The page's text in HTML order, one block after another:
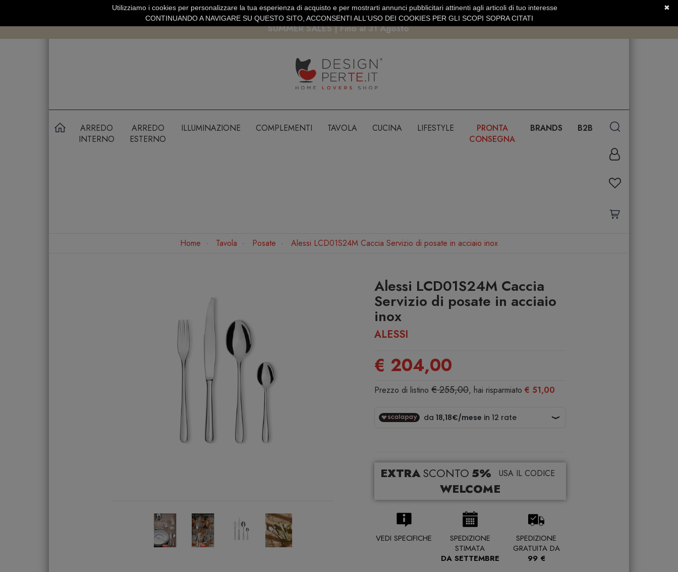
SPEDIZIONE GRATUITA SOPRA 99 EURO PAGAMENTO SICURO PAYPAL · CARTA DI CREDITO SERVIZIO CLIENTI +39.0773.470.562
SUMMER SALES | Fino al 31 Agosto
ARREDO
INTERNO
ARREDO
ESTERNO
ILLUMINAZIONE COMPLEMENTI TAVOLA CUCINA LIFESTYLE
PRONTA
CONSEGNA
BRANDS B2B
Home Tavola Posate Alessi LCD01S24M Caccia Servizio di posate in acciaio inox
Alessi LCD01S24M Caccia
Servizio di posate in acciaio
inox
ALESSI
€ 204,00
Prezzo di listino € 255,00, hai risparmiato € 51,00
EXTRASCONTO 5% USA IL CODICE
WELCOME
VEDI SPECIFICHE
SPEDIZIONE
STIMATA
DA SETTEMBRE
SPEDIZIONE
GRATUITA DA
99 €
✖
Utilizziamo i cookies per personalizzare la tua esperienza di acquisto e per mostrarti annunci pubblicitari attinenti agli articoli di tuo interesse
CONTINUANDO A NAVIGARE SU QUESTO SITO, ACCONSENTI ALL'USO DEI COOKIES PER GLI SCOPI SOPRA CITATI